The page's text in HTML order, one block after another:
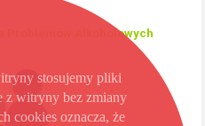
Problemów Alkoholowych
stosujemy pliki
z witryny bez zmiany
cookies oznacza, że